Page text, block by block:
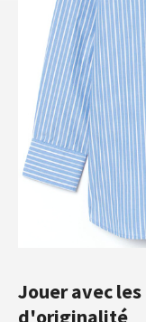
Jouer avec
d'originalité